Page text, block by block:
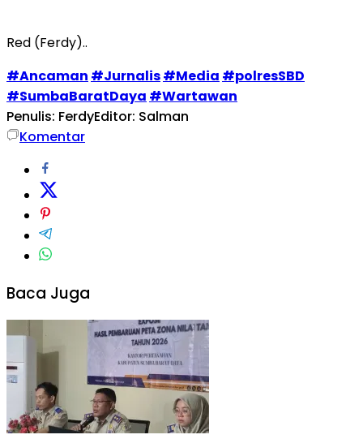
Red (Ferdy)..
#Ancaman #Jurnalis#Media #polresSBD
#SumbaBaratDaya #Wartawan
Penulis: FerdyEditor: Salman
Komentar
Baca Juga